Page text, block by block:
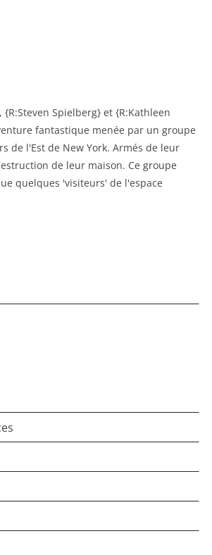
Spielberg} et {R:Kathleen
fantastique menée par un groupe
de l'Est de New York. Armés de leur
de leur maison. Ce groupe
quelques 'visiteurs' de l'espace